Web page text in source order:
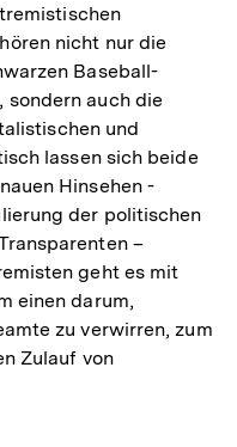
nicht nur die
Baseball-
sondern auch die
und
lassen sich beide
Hinsehen -
der politischen
–
geht es mit
einen darum,
zu verwirren, zum
Zulauf von